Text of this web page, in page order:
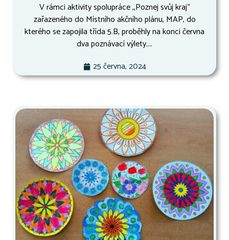
V rámci aktivity spolupráce ,,Poznej svůj kraj“
zařazeného do Místního akčního plánu, MAP, do
kterého se zapojila třída 5.B, proběhly na konci června
dva poznávací výlety....
25 června, 2024